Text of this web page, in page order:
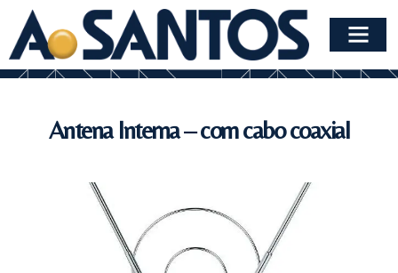
Antena Interna – com cabo coaxial